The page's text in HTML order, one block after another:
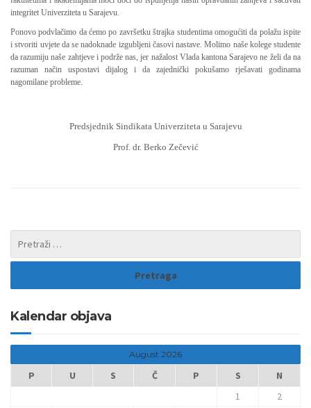
integritet Univerziteta u Sarajevu.
Ponovo podvlačimo da ćemo po završetku štrajka studentima omogućiti da polažu ispite
i stvoriti uvjete da se nadoknade izgubljeni časovi nastave. Molimo naše kolege studente
da razumiju naše zahtjeve i podrže nas, jer nažalost Vlada kantona Sarajevo ne želi da na
razuman način uspostavi dijalog i da zajednički pokušamo rješavati godinama
nagomilane probleme.
Predsjednik Sindikata Univerziteta u Sarajevu
Prof. dr. Berko Zečević
Kalendar objava
August 2026
P U S Č P S
N
1
2